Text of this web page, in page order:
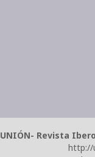
UNIÓN- Revista
http://